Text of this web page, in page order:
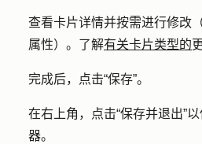
查看卡片详情并按需进行修改
属性）。了解有关卡片类型的
完成后，点击“保存”。
在右上角，点击“保存并退出”
器。